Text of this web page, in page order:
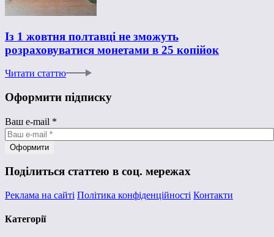
Із 1 жовтня полтавці не зможуть
розраховуватися монетами в 25 копійок
Читати статтю
Оформити підписку
Ваш e-mail *
Поділиться статтею в соц. мережах
Реклама на сайті Політика конфіденційності Контакти
Категорії